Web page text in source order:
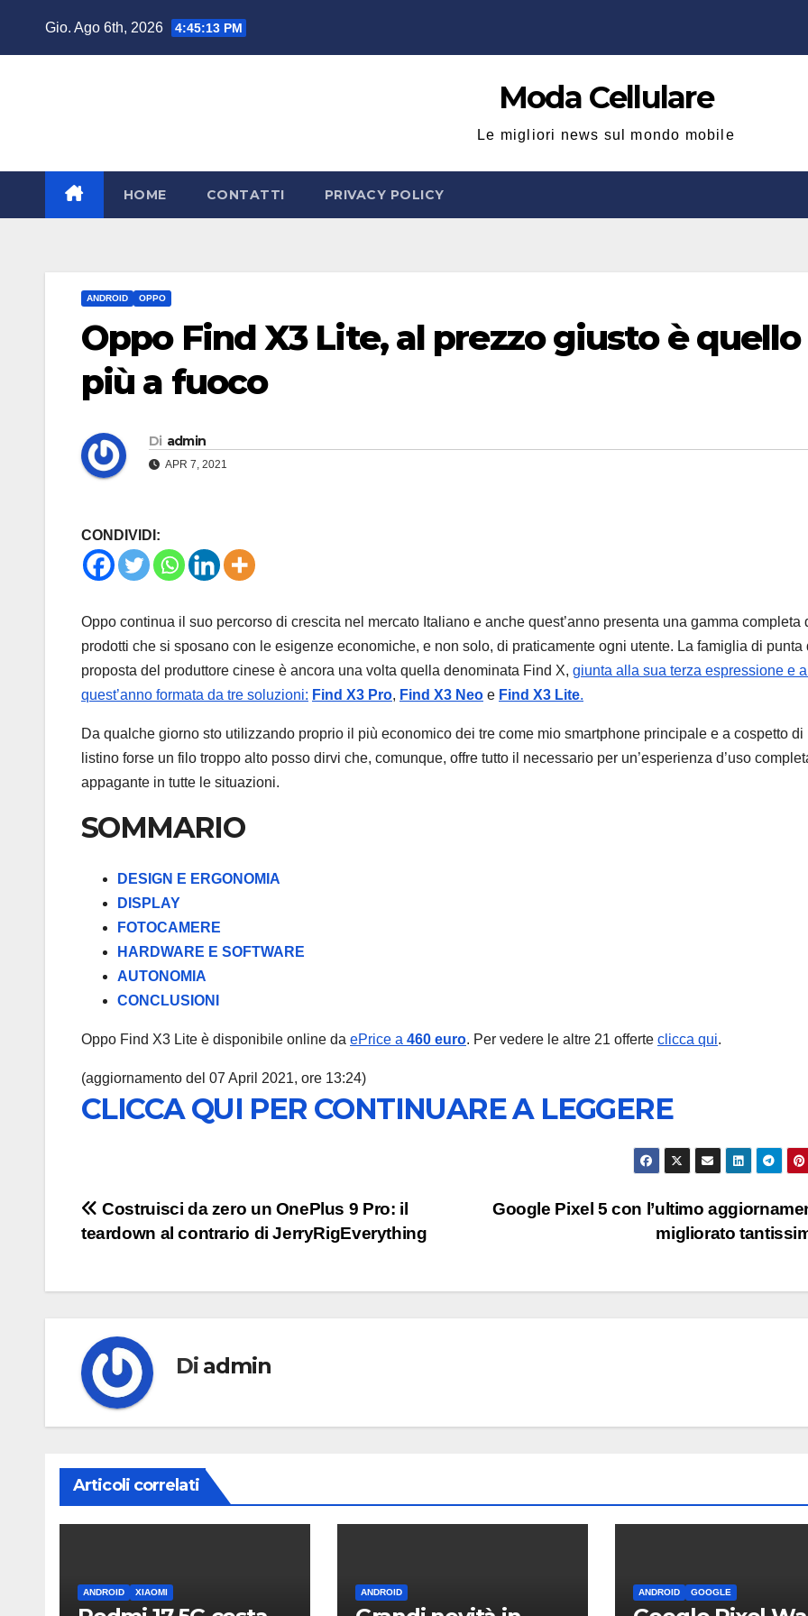
Gio. Ago 6th, 2026 4:45:14 PM
Moda Cellulare
Le migliori news sul mondo mobile
HOME CONTATTI PRIVACY POLICY
ANDROID OPPO
Oppo Find X3 Lite, al prezzo giusto è quello
più a fuoco
Di admin
APR 7, 2021
CONDIVIDI:
Oppo continua il suo percorso di crescita nel mercato Italiano e anche quest’anno presenta una gamma completa
prodotti che si sposano con le esigenze economiche, e non solo, di praticamente ogni utente. La famiglia di punta
proposta del produttore cinese è ancora una volta quella denominata Find X, giunta alla sua terza espressione e
quest’anno formata da tre soluzioni: Find X3 Pro, Find X3 Neo e Find X3 Lite.
Da qualche giorno sto utilizzando proprio il più economico dei tre come mio smartphone principale e a cospetto di
listino forse un filo troppo alto posso dirvi che, comunque, offre tutto il necessario per un’esperienza d’uso
appagante in tutte le situazioni.
SOMMARIO
DESIGN E ERGONOMIA
DISPLAY
FOTOCAMERE
HARDWARE E SOFTWARE
AUTONOMIA
CONCLUSIONI
Oppo Find X3 Lite è disponibile online da ePrice a 460 euro. Per vedere le altre 21 offerte clicca qui.
(aggiornamento del 07 April 2021, ore 13:24)
CLICCA QUI PER CONTINUARE A LEGGERE
Navigazione
Google Pixel 5 con l’ultimo
migliorato
Costruisci da zero un OnePlus 9 Pro: il
teardown al contrario di JerryRigEverything
Di admin
Articoli correlati
ANDROID XIAOMI ANDROID ANDROID GOOGLE